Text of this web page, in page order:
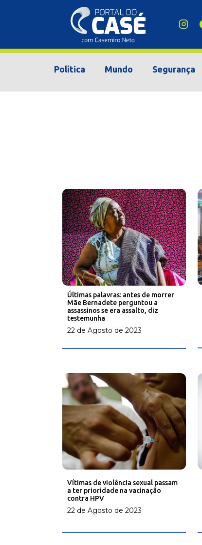
Política Mundo Segurança
Últimas palavras: antes de morrer
Mãe Bernadete perguntou a
assassinos se era assalto, diz
testemunha
22 de Agosto de 2023
Vítimas de violência sexual passam
a ter prioridade na vacinação
contra HPV
22 de Agosto de 2023